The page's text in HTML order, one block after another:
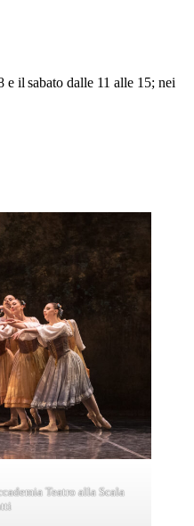
il sabato dalle 11 alle 15; nei
Teatro alla Scala